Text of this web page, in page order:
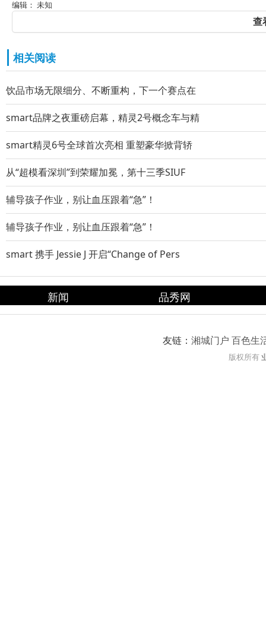
编辑： 未知
查
相关阅读
饮品市场无限细分、不断重构，下一个赛点在
smart品牌之夜重磅启幕，精灵2号概念车与精
smart精灵6号全球首次亮相 重塑豪华掀背轿
从“超模看深圳”到荣耀加冕，第十三季SIUF
辅导孩子作业，别让血压跟着“急”！
辅导孩子作业，别让血压跟着“急”！
smart 携手 Jessie J 开启“Change of Pers
新闻 品秀网
友链： 湘城门户 百色生
版权所有